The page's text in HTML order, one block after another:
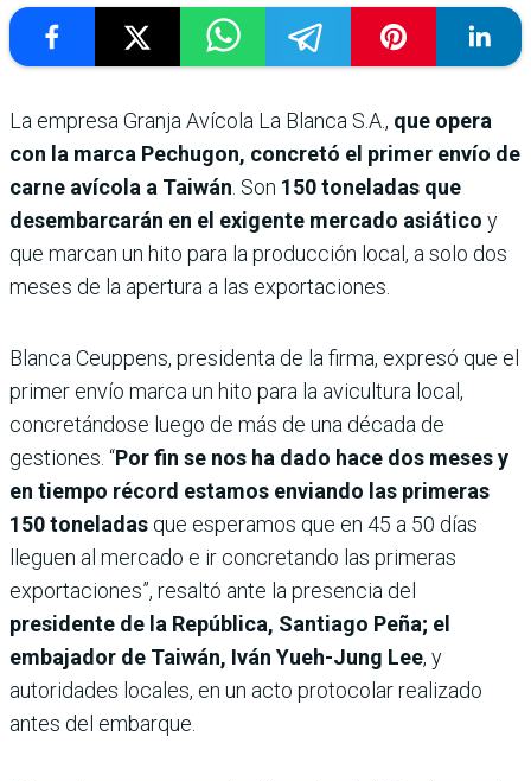
La empresa Granja Avícola La Blanca S.A., que opera
con la marca Pechugon, concretó el primer envío de
carne avícola a Taiwán . Son 150 toneladas que
desembarcarán en el exigente mercado asiático y
que marcan un hito para la producción local, a solo dos
meses de la apertura a las exportaciones.
Blanca Ceuppens, presidenta de la firma, expresó que el
primer envío marca un hito para la avicultura local,
concretándose luego de más de una década de
gestiones. “Por fin se nos ha dado hace dos meses y
en tiempo récord estamos enviando las primeras
150 toneladas que esperamos que en 45 a 50 días
lleguen al mercado e ir concretando las primeras
exportaciones”, resaltó ante la presencia del
presidente de la República, Santiago Peña; el
embajador de Taiwán, Iván Yueh-Jung Lee, y
autoridades locales, en un acto protocolar realizado
antes del embarque.